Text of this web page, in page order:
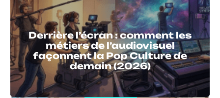
Derrière l’écran : comment les
métiers de l’audiovisuel
façonnent la Pop Culture de
demain (2026)